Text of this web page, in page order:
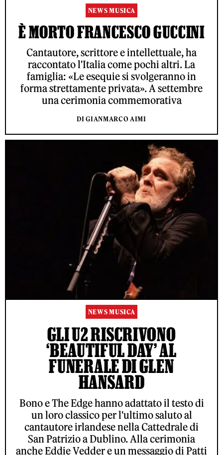
NEWS MUSICA
È MORTO FRANCESCO GUCCINI
Cantautore, scrittore e intellettuale, ha
raccontato l'Italia come pochi altri. La
famiglia: «Le esequie si svolgeranno in
forma strettamente privata». A settembre
una cerimonia commemorativa
DI GIANMARCO AIMI
NEWS MUSICA
GLI U2 RISCRIVONO
‘BEAUTIFUL DAY’ AL
FUNERALE DI GLEN
HANSARD
Bono e The Edge hanno adattato il testo di
un loro classico per l'ultimo saluto al
cantautore irlandese nella Cattedrale di
San Patrizio a Dublino. Alla cerimonia
anche Eddie Vedder e un messaggio di Patti